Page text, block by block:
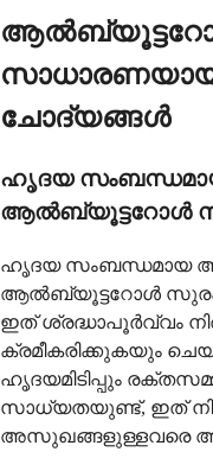
ചോദ്യങ്ങൾ
ഹൃദയ
ആൽബ്യൂട്ടറോൾ
ഹൃദയ സംബന്ധമായ
ആൽബ്യൂട്ടറോൾ
ഇത് ശ്രദ്ധാപൂർവ്വം
ക്രമീകരിക്കുകയും
ഹൃദയമിടിപ്പും
സാധ്യതയുണ്ട്, ഇത്
അസുഖങ്ങളുള്ളവരെ